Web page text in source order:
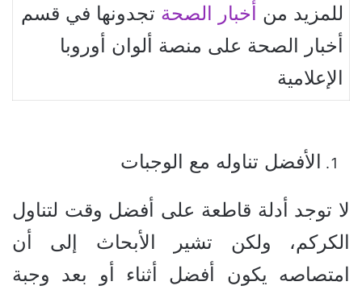
للمزيد من أخبار الصحة تجدونها في قسم
أخبار الصحة على منصة ألوان أوروبا
الإعلامية
الأفضل تناوله مع الوجبات
لا توجد أدلة قاطعة على أفضل وقت لتناول
الكركم، ولكن تشير الأبحاث إلى أن
امتصاصه يكون أفضل أثناء أو بعد وجبة